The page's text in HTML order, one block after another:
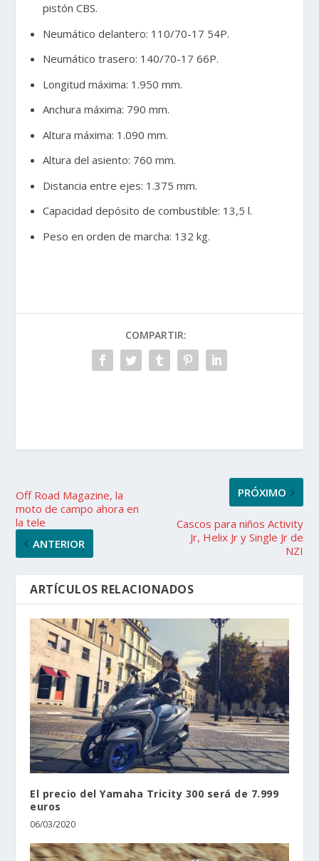
pistón CBS.
Neumático delantero: 110/70-17 54P.
Neumático trasero: 140/70-17 66P.
Longitud máxima: 1.950 mm.
Anchura máxima: 790 mm.
Altura máxima: 1.090 mm.
Altura del asiento: 760 mm.
Distancia entre ejes: 1.375 mm.
Capacidad depósito de combustible: 13,5 l.
Peso en orden de marcha: 132 kg.
COMPARTIR:
Off Road Magazine, la
moto de campo ahora en
la tele
ANTERIOR
PRÓXIMO
Cascos para niños Activity
Jr, Helix Jr y Single Jr de
NZI
ARTÍCULOS RELACIONADOS
El precio del Yamaha Tricity 300 será de 7.999
euros
06/03/2020